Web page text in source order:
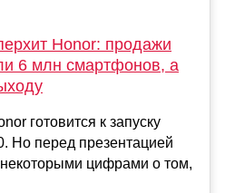
Honor: продажи
6 млн смартфонов, а
готовится к запуску
Но перед презентацией
цифрами о том,